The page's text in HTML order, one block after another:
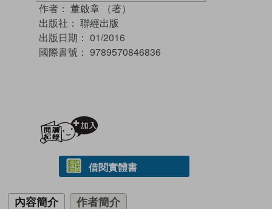
作者： 董啟章 （著）
出版社： 聯經出版
出版日期： 01/2016
國際書號： 9789570846836
借閱實體書
內容簡介 作者簡介